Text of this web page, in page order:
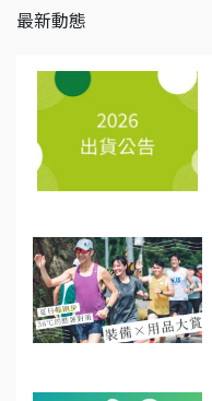
最新動態